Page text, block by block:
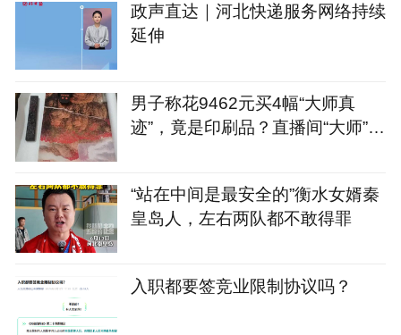
政声直达｜河北快递服务网络持续
延伸
男子称花9462元买4幅“大师真
迹”，竟是印刷品？直播间“大师”人
“站在中间是最安全的”衡水女婿秦
皇岛人，左右两队都不敢得罪
入职都要签竞业限制协议吗？